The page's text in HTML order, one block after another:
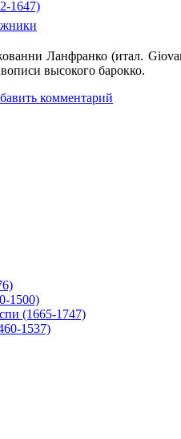
1647)
Ланфранко (итал.
высокого барокко.
комментарий
1500)
(1665-1747)
1537)